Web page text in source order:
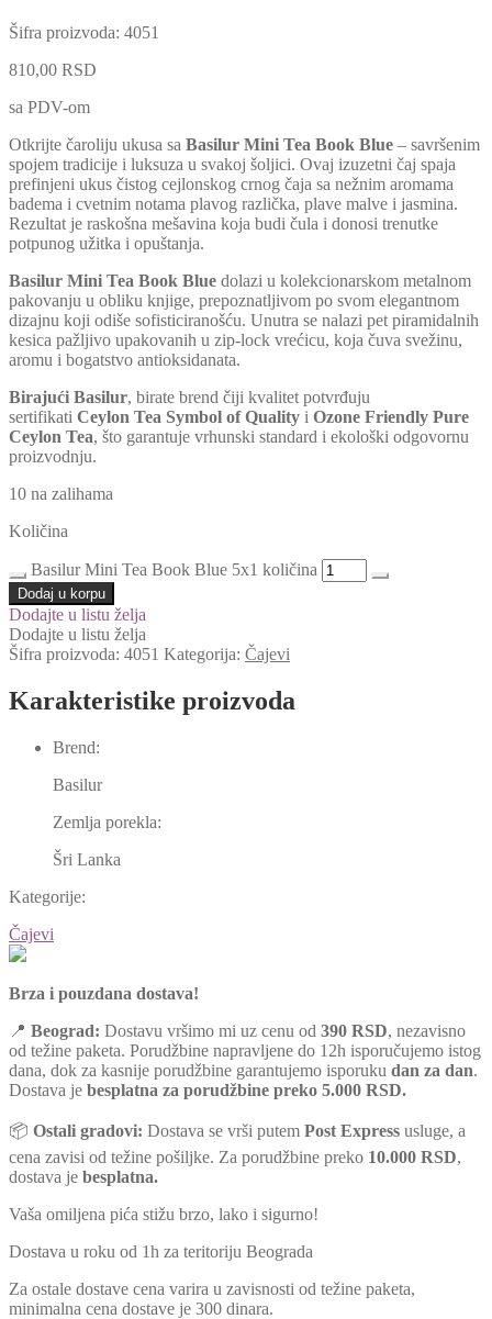
Šifra proizvoda: 4051
810,00 RSD
sa PDV-om
Otkrijte čaroliju ukusa sa Basilur Mini Tea Book Blue – savršenim
spojem tradicije i luksuza u svakoj šoljici. Ovaj izuzetni čaj spaja
prefinjeni ukus čistog cejlonskog crnog čaja sa nežnim aromama
badema i cvetnim notama plavog različka, plave malve i jasmina.
Rezultat je raskošna mešavina koja budi čula i donosi trenutke
potpunog užitka i opuštanja.
Basilur Mini Tea Book Blue dolazi u kolekcionarskom metalnom
pakovanju u obliku knjige, prepoznatljivom po svom elegantnom
dizajnu koji odiše sofisticiranošću. Unutra se nalazi pet piramidalnih
kesica pažljivo upakovanih u zip-lock vrećicu, koja čuva svežinu,
aromu i bogatstvo antioksidanata.
Birajući Basilur, birate brend čiji kvalitet potvrđuju
sertifikati Ceylon Tea Symbol of Quality i Ozone Friendly Pure
Ceylon Tea, što garantuje vrhunski standard i ekološki odgovornu
proizvodnju.
10 na zalihama
Količina
Basilur Mini Tea Book Blue 5x1 količina
Dodaj u korpu
Dodajte u listu želja
Dodajte u listu želja
Šifra proizvoda: 4051 Kategorija: Čajevi
Karakteristike proizvoda
Brend:
Basilur
Zemlja porekla:
Šri Lanka
Kategorije:
Čajevi
Brza i pouzdana dostava!
📍 Beograd: Dostavu vršimo mi uz cenu od 390 RSD, nezavisno
od težine paketa. Porudžbine napravljene do 12h isporučujemo istog
dana, dok za kasnije porudžbine garantujemo isporuku dan za dan.
Dostava je besplatna za porudžbine preko 5.000 RSD.
📦 Ostali gradovi: Dostava se vrši putem Post Express usluge, a
cena zavisi od težine pošiljke. Za porudžbine preko 10.000 RSD,
dostava je besplatna.
Vaša omiljena pića stižu brzo, lako i sigurno!
Dostava u roku od 1h za teritoriju Beograda
Za ostale dostave cena varira u zavisnosti od težine paketa,
minimalna cena dostave je 300 dinara.